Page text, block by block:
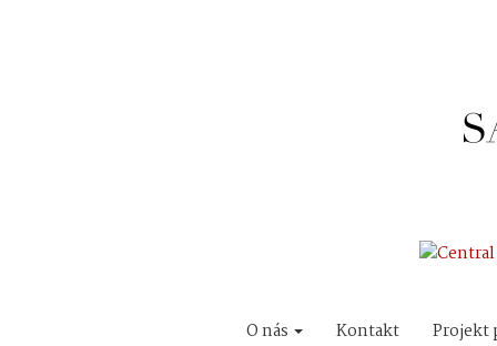
O nás Kontakt Projekt